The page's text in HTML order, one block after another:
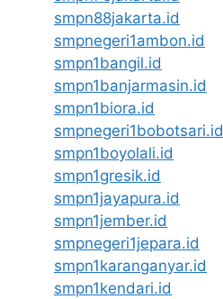
smpn88jakarta.id
smpnegeri1ambon.id
smpn1bangil.id
smpn1banjarmasin.id
smpn1biora.id
smpnegeri1bobotsari.id
smpn1boyolali.id
smpn1gresik.id
smpn1jayapura.id
smpn1jember.id
smpnegeri1jepara.id
smpn1karanganyar.id
smpn1kendari.id